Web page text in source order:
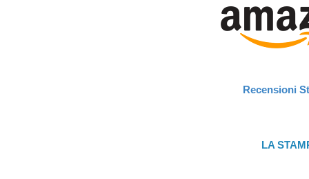
Recensioni
LA